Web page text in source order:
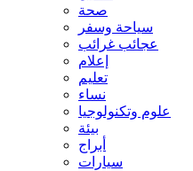
صحة
سياحة وسفر
عجائب غرائب
إعلام
تعليم
نساء
علوم وتكنولوجيا
بيئة
أبراج
سيارات